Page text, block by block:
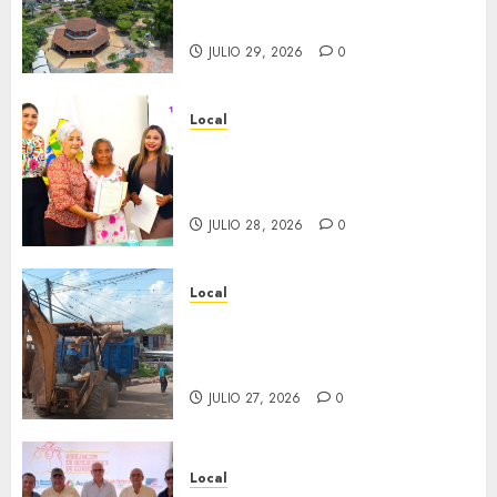
JULIO 29, 2026 0
Local
JULIO 28, 2026 0
Local
JULIO 27, 2026 0
Local